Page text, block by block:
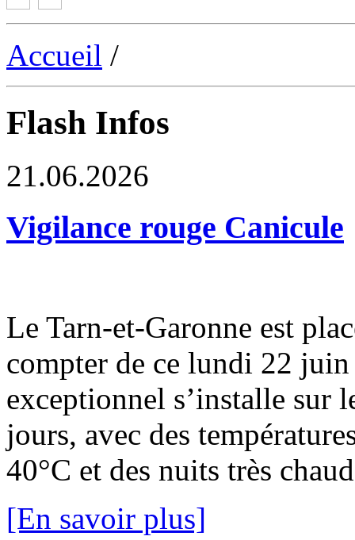
Accueil /
Flash Infos
21.06.2026
Vigilance rouge Canicule
Le Tarn-et-Garonne est
compter de ce lundi 22
exceptionnel s’installe sur
jours, avec des
40°C et des nuits très
[En savoir plus]